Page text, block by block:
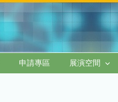
申請專區 展演空間